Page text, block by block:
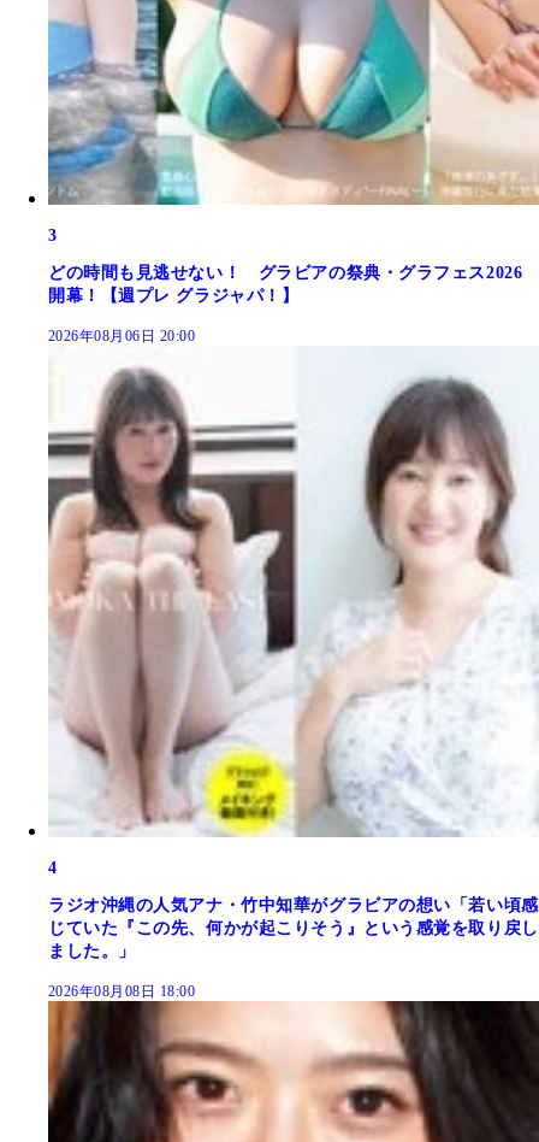
3
どの時間も見逃せない！ グラビアの祭典・グラフェス2026
開幕！【週プレ グラジャパ！】
2026年08月06日 20:00
4
ラジオ沖縄の人気アナ・竹中知華がグラビアの想い「若い頃感
じていた『この先、何かが起こりそう』という感覚を取り戻し
ました。」
2026年08月08日 18:00